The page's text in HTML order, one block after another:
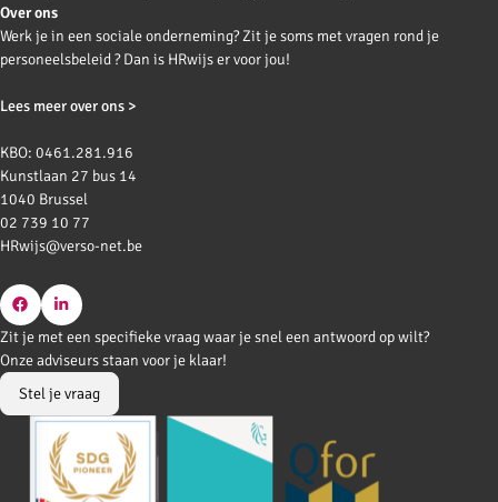
Over ons
Werk je in een sociale onderneming? Zit je soms met vragen rond je
personeelsbeleid ? Dan is HRwijs er voor jou!
Lees meer over ons >
KBO: 0461.281.916
Kunstlaan 27 bus 14
1040 Brussel
02 739 10 77
HRwijs@verso-net.be
Go
to
Facebook
Go
to
LinkedIn
Zit je met een specifieke vraag waar je snel een antwoord op wilt?
Onze adviseurs staan voor je klaar!
Stel je vraag